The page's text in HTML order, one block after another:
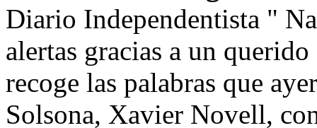
Diario Independentista "
alertas gracias a un
recoge las palabras que
Solsona, Xavier Novell,